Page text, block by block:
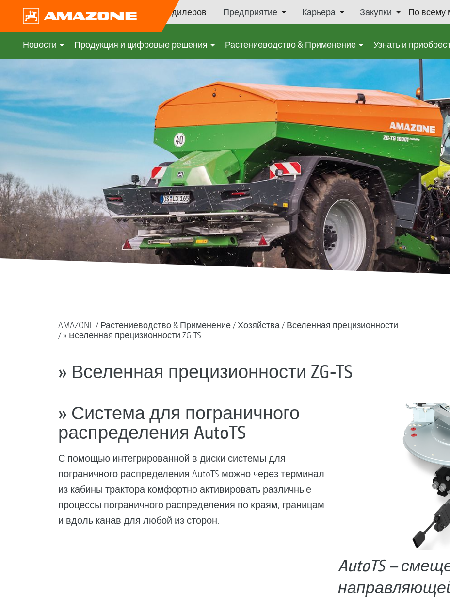
Поиск дилеров Предприятие Карьера Закупки По всему
Новости Продукция и цифровые решения Растениеводство & Применение Узнать и
AMAZONE Растениеводство & Применение Хозяйства
Вселенная прецизионности
» Вселенная прецизионности ZG-TS
» Вселенная прецизионности ZG-TS
AutoTS –
» Система для пограничного
распределения AutoTS
С помощью интегрированной в диски системы для
пограничного распределения AutoTS можно через терминал
из кабины трактора комфортно активировать различные
процессы пограничного распределения по краям, границам
и вдоль канав для любой из сторон.